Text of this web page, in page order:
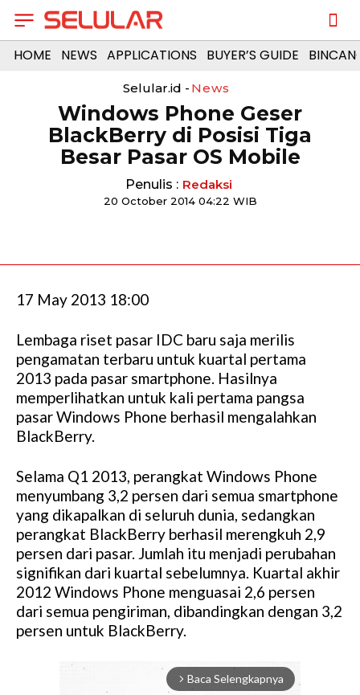
HOME NEWS APPLICATIONS BUYER’S GUIDE
Selular.id - News
Windows Phone Geser
BlackBerry di Posisi Tiga
Besar Pasar OS Mobile
Penulis : Redaksi
20 October 2014 04:22 WIB
17 May 2013 18:00
Lembaga riset pasar IDC baru saja merilis
pengamatan terbaru untuk kuartal pertama
2013 pada pasar smartphone. Hasilnya
memperlihatkan untuk kali pertama pangsa
pasar Windows Phone berhasil mengalahkan
BlackBerry.
Selama Q1 2013, perangkat Windows Phone
menyumbang 3,2 persen dari semua smartphone
yang dikapalkan di seluruh dunia, sedangkan
perangkat BlackBerry berhasil merengkuh 2,9
persen dari pasar. Jumlah itu menjadi perubahan
signifikan dari kuartal sebelumnya. Kuartal akhir
2012 Windows Phone menguasai 2,6 persen
dari semua pengiriman, dibandingkan dengan 3,2
persen untuk BlackBerry.
arrow_forward_ios Baca Selengkapnya